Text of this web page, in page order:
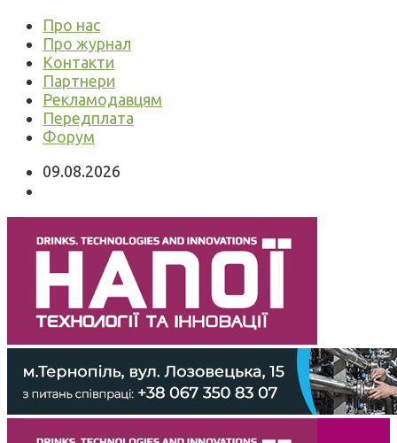
Про нас
Про журнал
Контакти
Партнери
Рекламодавцям
Передплата
Форум
09.08.2026